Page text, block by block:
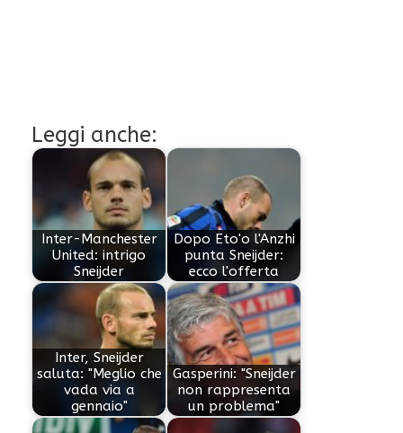
Leggi anche:
Inter-Manchester
United: intrigo
Sneijder
Dopo Eto'o l'Anzhi
punta Sneijder:
ecco l'offerta
Inter, Sneijder
saluta: "Meglio che
vada via a
gennaio"
Gasperini: "Sneijder
non rappresenta
un problema"